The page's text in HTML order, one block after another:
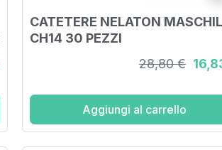
CATETERE NELATON
CH14 30 PEZZI
28,80 €
Aggiungi al carrello